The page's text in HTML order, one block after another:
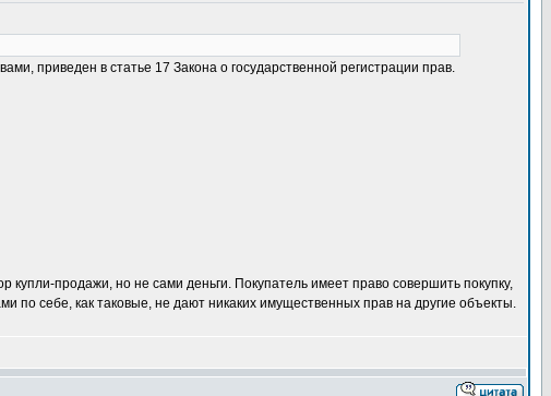
приведен в статье 17 Закона о государственной регистрации прав.
купли-продажи, но не сами деньги. Покупатель имеет право совершить покупку,
себе, как таковые, не дают никаких имущественных прав на другие объекты.